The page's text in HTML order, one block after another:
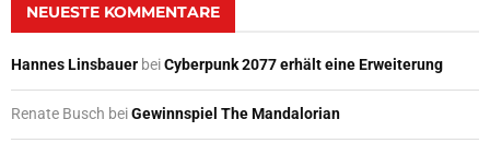
NEUESTE KOMMENTARE
Hannes Linsbauer beiCyberpunk 2077 erhält eine Erweiterung
Renate Busch beiGewinnspiel The Mandalorian